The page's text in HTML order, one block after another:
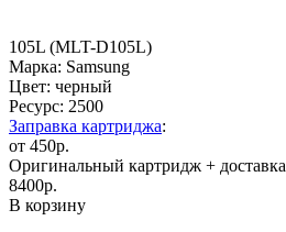
105L (MLT-D105L)
Марка: Samsung
Цвет: черный
Ресурс: 2500
Заправка картриджа:
от 450р.
Оригинальный картридж + доставка
8400р.
В корзину